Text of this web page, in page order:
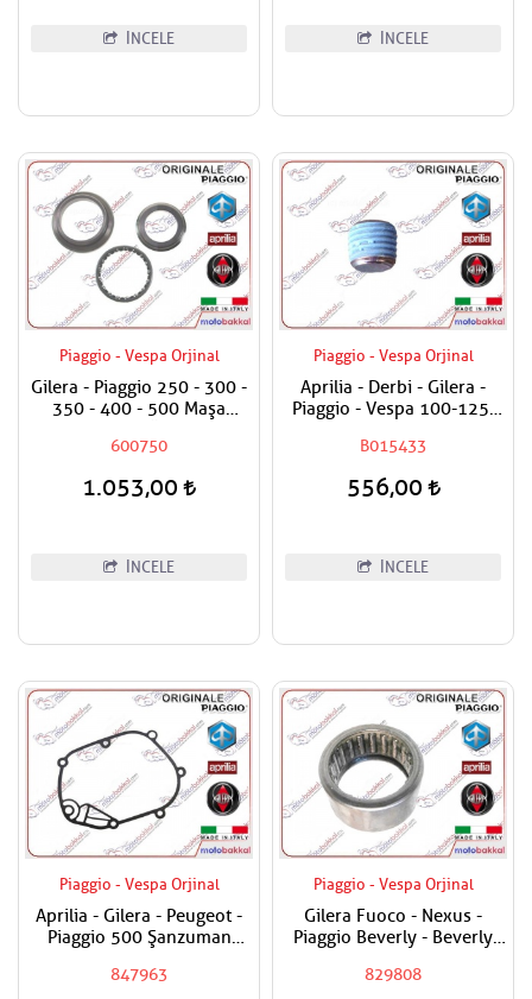
İNCELE İNCELE
Piaggio - Vespa Orjinal
Gilera - Piaggio 250 - 300 -
350 - 400 - 500 Maşa
Rulman Set Üst
600750
1.053,00
İNCELE
Piaggio - Vespa Orjinal
Aprilia - Derbi - Gilera -
Piaggio - Vespa 100-125-
500-800-850 Karter Tapası
B015433
556,00
İNCELE
Piaggio - Vespa Orjinal
Aprilia - Gilera - Peugeot -
Piaggio 500 Şanzuman
847963
Piaggio - Vespa Orjinal
Gilera Fuoco - Nexus -
Piaggio Beverly - Beverly
ie - X Evo - MP3 400
829808